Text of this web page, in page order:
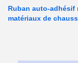
Ruban auto-adhésif
matériaux de